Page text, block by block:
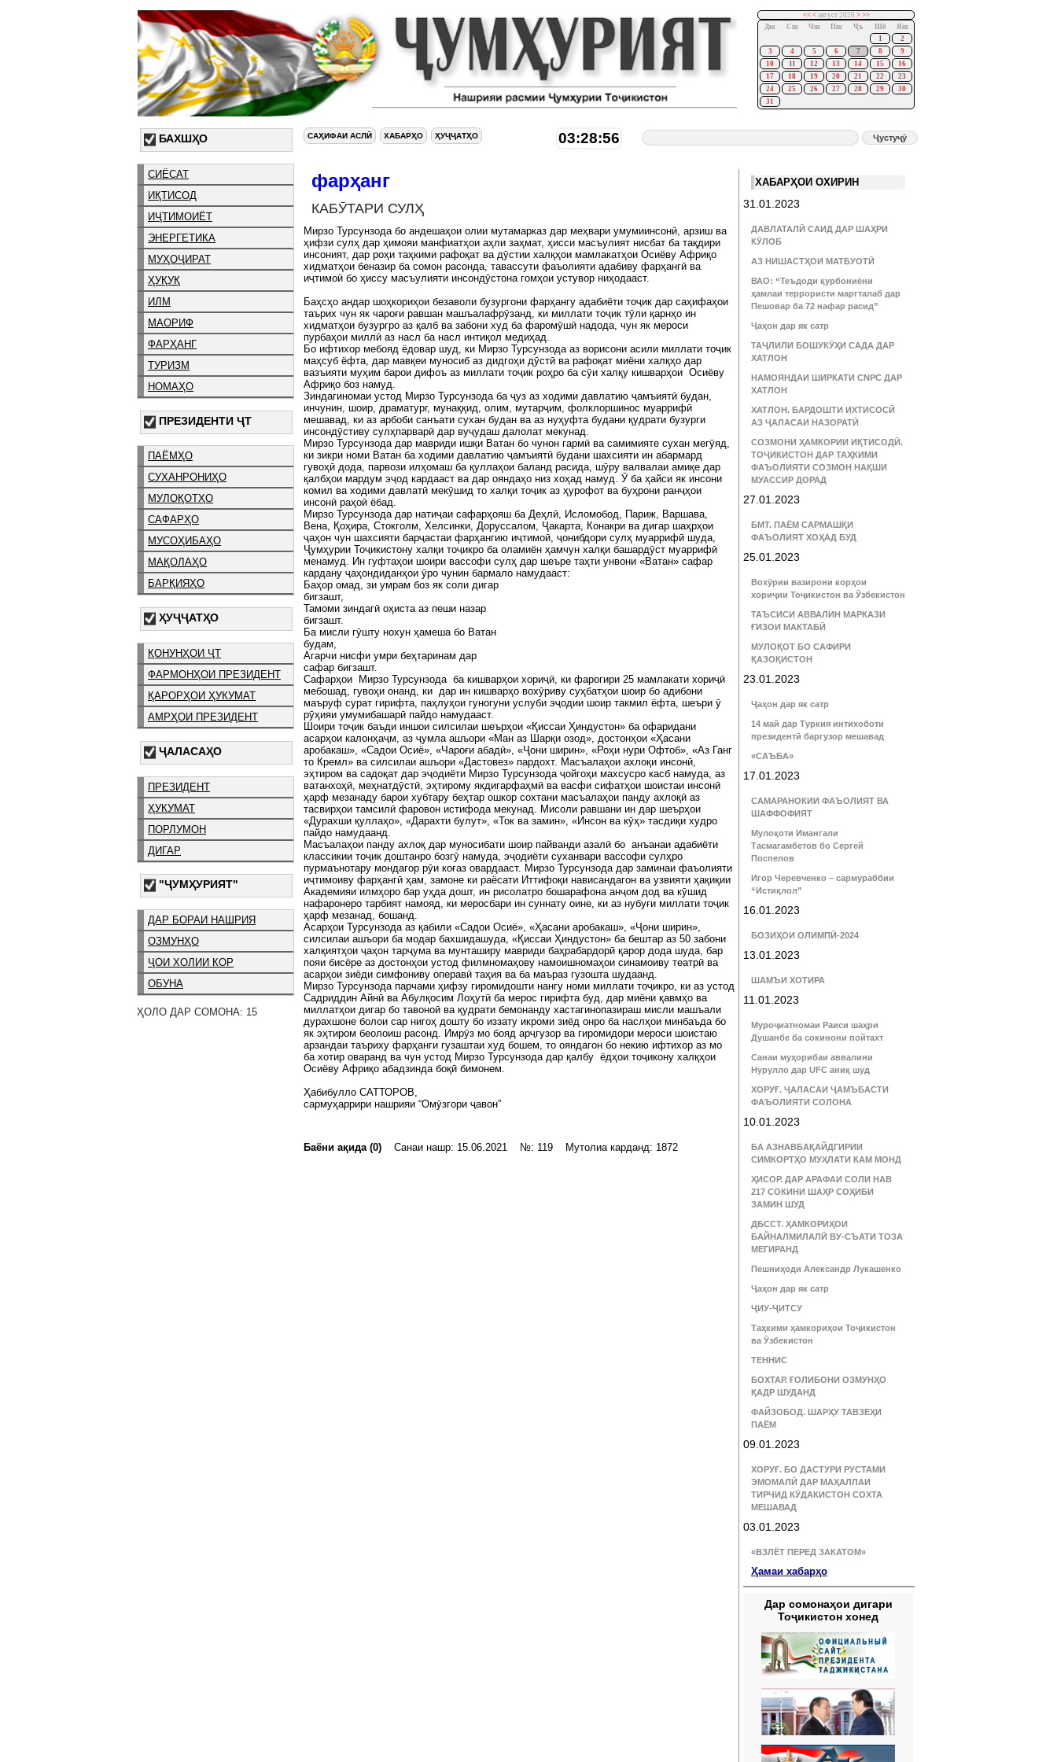
<< <август 2026 > >>
Дш
Сш Чш Пш Ҷъ Шб
Яш
1
2
3
4 5 6 7 8
9
10
11 12 13 14 15
16
17
18 19 20 21 22
23
24
25 26 27 28 29
30
31
БАХШҲО
СИЁСАТ
ИҚТИСОД
ИҶТИМОИЁТ
ЭНЕРГЕТИКА
МУҲОҶИРАТ
ҲУҚУҚ
ИЛМ
МАОРИФ
ФАРҲАНГ
ТУРИЗМ
НОМАҲО
ПРЕЗИДЕНТИ ҶТ
ПАЁМҲО
СУХАНРОНИҲО
МУЛОҚОТҲО
САФАРҲО
МУСОҲИБАҲО
МАҚОЛАҲО
БАРҚИЯҲО
ҲУҶҶАТҲО
ҚОНУНҲОИ ҶТ
ФАРМОНҲОИ ПРЕЗИДЕНТ
ҚАРОРҲОИ ҲУКУМАТ
АМРҲОИ ПРЕЗИДЕНТ
ҶАЛАСАҲО
ПРЕЗИДЕНТ
ҲУКУМАТ
ПОРЛУМОН
ДИГАР
"ҶУМҲУРИЯТ"
ДАР БОРАИ НАШРИЯ
ОЗМУНҲО
ҶОИ ХОЛИИ КОР
ОБУНА
ҲОЛО ДАР СОМОНА: 15
САҲИФАИ АСЛӢ ХАБАРҲО ҲУҶҶАТҲО 03:28:56
фарҳанг
КАБӮТАРИ СУЛҲ
Мирзо Турсунзода бо андешаҳои олии мутамарказ дар меҳвари умумиинсонӣ, арзиш ва
ҳифзи сулҳ дар ҳимояи манфиатҳои аҳли заҳмат, ҳисси масъулият нисбат ба тақдири
инсоният, дар роҳи таҳкими рафоқат ва дӯстии халқҳои мамлакатҳои Осиёву Африқо
хидматҳои беназир ба сомон расонда, тавассути фаъолияти адабиву фарҳангӣ ва
иҷтимоӣ бо ҳиссу масъулияти инсондӯстона гомҳои устувор ниҳодааст.
Баҳсҳо андар шоҳкориҳои безаволи бузургони фарҳангу адабиёти тоҷик дар саҳифаҳои
таърих чун як чароғи равшан машъалафрӯзанд, ки миллати тоҷик тӯли қарнҳо ин
хидматҳои бузургро аз қалб ва забони худ ба фаромӯшӣ надода, чун як мероси
пурбаҳои миллӣ аз насл ба насл интиқол медиҳад.
Бо ифтихор мебояд ёдовар шуд, ки Мирзо Турсунзода аз ворисони асили миллати тоҷик
маҳсуб ёфта, дар мавқеи муносиб аз дидгоҳи дӯстӣ ва рафоқат миёни халқҳо дар
вазъияти муҳим барои дифоъ аз миллати тоҷик роҳро ба сӯи халқу кишварҳои Осиёву
Африқо боз намуд.
Зиндагиномаи устод Мирзо Турсунзода ба ҷуз аз ходими давлатию ҷамъиятӣ будан,
инчунин, шоир, драматург, мунаққид, олим, мутарҷим, фолклоршинос муаррифӣ
мешавад, ки аз арбоби санъати сухан будан ва аз нуҳуфта будани қудрати бузурги
инсондӯстиву сулҳпарварӣ дар вуҷудаш далолат мекунад.
Мирзо Турсунзода дар мавриди ишқи Ватан бо чунон гармӣ ва самимияте сухан мегӯяд,
ки зикри номи Ватан ба ходими давлатию ҷамъиятӣ будани шахсияти ин абармард
гувоҳӣ дода, парвози илҳомаш ба қуллаҳои баланд расида, шӯру валвалаи амиқе дар
қалбҳои мардум эҷод кардааст ва дар ояндаҳо низ хоҳад намуд. Ӯ ба ҳайси як инсони
комил ва ходими давлатӣ мекӯшид то халқи тоҷик аз ҳурофот ва буҳрони ранҷҳои
инсонӣ раҳоӣ ёбад.
Мирзо Турсунзода дар натиҷаи сафарҳояш ба Деҳлӣ, Исломобод, Париж, Варшава,
Вена, Қоҳира, Стокголм, Хелсинки, Доруссалом, Ҷакарта, Конакри ва дигар шаҳрҳои
ҷаҳон чун шахсияти барҷастаи фарҳангию иҷтимоӣ, ҷонибдори сулҳ муаррифӣ шуда,
Ҷумҳурии Тоҷикистону халқи тоҷикро ба оламиён ҳамчун халқи башардӯст муаррифӣ
менамуд. Ин гуфтаҳои шоири вассофи сулҳ дар шеъре таҳти унвони «Ватан» сафар
кардану ҷаҳондиданҳои ӯро чунин бармало намудааст:
Баҳор омад, зи умрам боз як соли дигар
бигзашт,
Тамоми зиндагӣ оҳиста аз пеши назар
бигзашт.
Ба мисли гӯшту нохун ҳамеша бо Ватан
будам,
Агарчи нисфи умри беҳтаринам дар
сафар бигзашт.
Сафарҳои Мирзо Турсунзода ба кишварҳои хориҷӣ, ки фарогири 25 мамлакати хориҷӣ
мебошад, гувоҳи онанд, ки дар ин кишварҳо вохӯриву суҳбатҳои шоир бо адибони
маъруф сурат гирифта, паҳлуҳои гуногуни услуби эҷодии шоир такмил ёфта, шеъри ӯ
рӯҳияи умумибашарӣ пайдо намудааст.
Шоири тоҷик баъди иншои силсилаи шеърҳои «Қиссаи Ҳиндустон» ба офаридани
асарҳои калонҳаҷм, аз ҷумла ашъори «Ман аз Шарқи озод», достонҳои «Ҳасани
аробакаш», «Садои Осиё», «Чароғи абадӣ», «Ҷони ширин», «Роҳи нури Офтоб», «Аз Ганг
то Кремл» ва силсилаи ашъори «Дастовез» пардохт. Масъалаҳои ахлоқи инсонӣ,
эҳтиром ва садоқат дар эҷодиёти Мирзо Турсунзода ҷойгоҳи махсусро касб намуда, аз
ватанхоҳӣ, меҳнатдӯстӣ, эҳтирому якдигарфаҳмӣ ва васфи сифатҳои шоистаи инсонӣ
ҳарф мезанаду барои хубтару беҳтар ошкор сохтани масъалаҳои панду ахлоқӣ аз
тасвирҳои тамсилӣ фаровон истифода мекунад. Мисоли равшани ин дар шеърҳои
«Дурахши қуллаҳо», «Дарахти булут», «Ток ва замин», «Инсон ва кӯҳ» тасдиқи худро
пайдо намудаанд.
Масъалаҳои панду ахлоқ дар муносибати шоир пайванди азалӣ бо анъанаи адабиёти
классикии тоҷик доштанро бозгӯ намуда, эҷодиёти суханвари вассофи сулҳро
пурмаънотару мондагор рӯи коғаз овардааст. Мирзо Турсунзода дар заминаи фаъолияти
иҷтимоиву фарҳангӣ ҳам, замоне ки раёсати Иттифоқи нависандагон ва узвияти ҳақиқии
Академияи илмҳоро бар уҳда дошт, ин рисолатро бошарафона анҷом дод ва кӯшид
нафаронеро тарбият намояд, ки меросбари ин суннату оине, ки аз нубуғи миллати тоҷик
ҳарф мезанад, бошанд.
Асарҳои Турсунзода аз қабили «Садои Осиё», «Ҳасани аробакаш», «Ҷони ширин»,
силсилаи ашъори ба модар бахшидашуда, «Қиссаи Ҳиндустон» ба бештар аз 50 забони
халқиятҳои ҷаҳон тарҷума ва мунташиру мавриди баҳрабардорӣ қарор дода шуда, бар
пояи бисёре аз достонҳои устод филмномаҳову намоишномаҳои синамоиву театрӣ ва
асарҳои зиёди симфониву операвӣ таҳия ва ба маъраз гузошта шудаанд.
Мирзо Турсунзода парчами ҳифзу гиромидошти нангу номи миллати тоҷикро, ки аз устод
Садриддин Айнӣ ва Абулқосим Лоҳутӣ ба мерос гирифта буд, дар миёни қавмҳо ва
миллатҳои дигар бо тавоноӣ ва қудрати бемонанду хастагинопазираш мисли машъали
дурахшоне болои сар нигоҳ дошту бо иззату икроми зиёд онро ба наслҳои минбаъда бо
як эҳтиром беолоиш расонд. Имрӯз мо бояд арҷгузор ва гиромидори мероси шоистаю
арзандаи таъриху фарҳанги гузаштаи худ бошем, то ояндагон бо некию ифтихор аз мо
ба хотир оваранд ва чун устод Мирзо Турсунзода дар қалбу ёдҳои тоҷикону халқҳои
Осиёву Африқо абадзинда боқӣ бимонем.
Ҳабибулло САТТОРОВ,
сармуҳаррири нашрияи “Омӯзгори ҷавон”
Баёни ақида (0) Санаи нашр: 15.06.2021 №: 119 Мутолиа карданд: 1872
ХАБАРҲОИ ОХИРИН
31.01.2023
ДАВЛАТАЛӢ САИД ДАР ШАҲРИ
КӮЛОБ
АЗ НИШАСТҲОИ МАТБУОТӢ
ВАО: “Теъдоди қурбониёни
ҳамлаи террористи маргталаб дар
Пешовар ба 72 нафар расид”
Ҷаҳон дар як сатр
ТАҶЛИЛИ БОШУКӮҲИ САДА ДАР
ХАТЛОН
НАМОЯНДАИ ШИРКАТИ CNPC ДАР
ХАТЛОН
ХАТЛОН. БАРДОШТИ ИХТИСОСӢ
АЗ ҶАЛАСАИ НАЗОРАТӢ
СОЗМОНИ ҲАМКОРИИ ИҚТИСОДӢ.
ТОҶИКИСТОН ДАР ТАҲКИМИ
ФАЪОЛИЯТИ СОЗМОН НАҚШИ
МУАССИР ДОРАД
27.01.2023
БМТ. ПАЁМ САРМАШҚИ
ФАЪОЛИЯТ ХОҲАД БУД
25.01.2023
Вохӯрии вазирони корҳои
хориҷии Тоҷикистон ва Ӯзбекистон
ТАЪСИСИ АВВАЛИН МАРКАЗИ
ҒИЗОИ МАКТАБӢ
МУЛОҚОТ БО САФИРИ
ҚАЗОҚИСТОН
23.01.2023
Ҷаҳон дар як сатр
14 май дар Туркия интихоботи
президентӣ баргузор мешавад
«САЪБА»
17.01.2023
САМАРАНОКИИ ФАЪОЛИЯТ ВА
ШАФФОФИЯТ
Мулоқоти Имангали
Тасмагамбетов бо Сергей
Поспелов
Игор Черевченко – сармураббии
“Истиқлол”
16.01.2023
БОЗИҲОИ ОЛИМПӢ-2024
13.01.2023
ШАМЪИ ХОТИРА
11.01.2023
Муроҷиатномаи Раиси шаҳри
Душанбе ба сокинони пойтахт
Санаи муҳорибаи аввалини
Нурулло дар UFC аниқ шуд
ХОРУҒ. ҶАЛАСАИ ҶАМЪБАСТИ
ФАЪОЛИЯТИ СОЛОНА
10.01.2023
БА АЗНАВБАҚАЙДГИРИИ
СИМКОРТҲО МУҲЛАТИ КАМ МОНД
ҲИСОР. ДАР АРАФАИ СОЛИ НАВ
217 СОКИНИ ШАҲР СОҲИБИ
ЗАМИН ШУД
ДБССТ. ҲАМКОРИҲОИ
БАЙНАЛМИЛАЛӢ ВУ-СЪАТИ ТОЗА
МЕГИРАНД
Пешниҳоди Александр Лукашенко
Ҷаҳон дар як сатр
ҶИУ-ҶИТСУ
Таҳкими ҳамкориҳои Тоҷикистон
ва Ӯзбекистон
ТЕННИС
БОХТАР. ҒОЛИБОНИ ОЗМУНҲО
ҚАДР ШУДАНД
ФАЙЗОБОД. ШАРҲУ ТАВЗЕҲИ
ПАЁМ
09.01.2023
ХОРУҒ. БО ДАСТУРИ РУСТАМИ
ЭМОМАЛӢ ДАР МАҲАЛЛАИ
ТИРЧИД КӮДАКИСТОН СОХТА
МЕШАВАД
03.01.2023
«ВЗЛЁТ ПЕРЕД ЗАКАТОМ»
Ҳамаи хабарҳо
Дар сомонаҳои дигари
Тоҷикистон хонед